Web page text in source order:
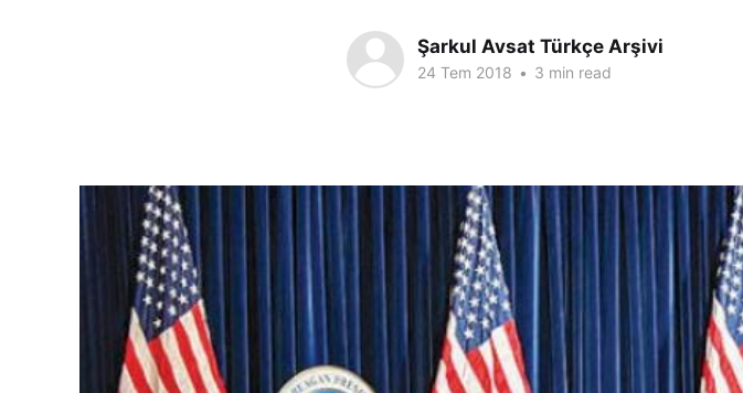
Şarkul Avsat Türkçe Arşivi
24 Tem 2018 • 3 min read